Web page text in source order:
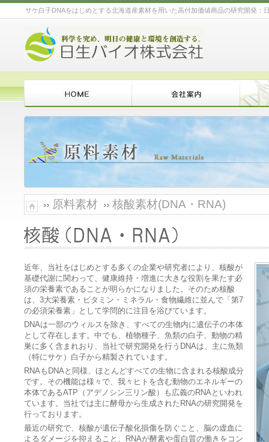
サケ白子DNAをはじめとする北海道産素材を用いた高付加価値商品の研究開発：
HOME 会社案内 原料素
原料素材 核酸素材(DNA・RNA)
近年、当社をはじめとする多くの企業や研究者により、核酸が
基礎代謝に関わって、健康維持・増進に大きな役割を果たす必
須の栄養素であることが明らかになりました。そのため核酸
は、3大栄養素・ビタミン・ミネラル・食物繊維に並んで「第7
の必須栄養素」として学問的に注目を浴びています。
DNAは一部のウィルスを除き、すべての生物内に遺伝子の本体
として存在します。中でも、植物種子、魚類の白子、動物の精
巣に多く含まれおり、当社で研究開発を行うDNAは、主に魚類
（特にサケ）白子から精製されています。
RNAもDNAと同様、ほとんどすべての生物に含まれる核酸成分
です。その機能は様々で、我々ヒトを含む動物のエネルギーの
本体であるATP（アデノシン三リン酸）も広義のRNAといわれ
ています。当社では主に酵母から生成されたRNAの研究開発を
行っております。
最近の研究で、核酸が遺伝子酸化損傷を防ぐこと、脳の虚血に
よるダメージを抑えること、RNAが酵素や蛋白質の働きをコン